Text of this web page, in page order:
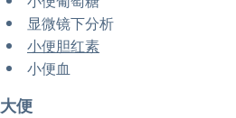
显微镜下分析
小便胆红素
小便血
大便